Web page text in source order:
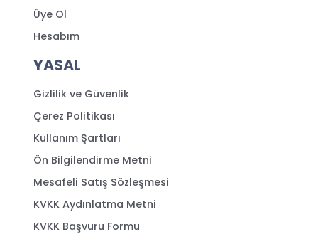
Üye Ol
Hesabım
YASAL
Gizlilik ve Güvenlik
Çerez Politikası
Kullanım Şartları
Ön Bilgilendirme Metni
Mesafeli Satış Sözleşmesi
KVKK Aydınlatma Metni
KVKK Başvuru Formu